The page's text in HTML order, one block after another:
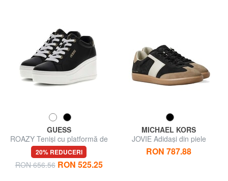
GUESS
ROAZY Teniși cu platformă de
7,5 cm
20% REDUCERI
RON 656.56 RON 525.25
MICHAEL KORS
JOVIE Adidași din piele
RON 787.88